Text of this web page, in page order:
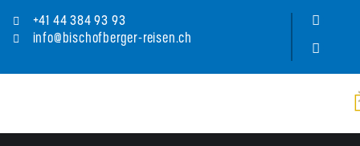
+41 44 384 93 93
info@bischofberger-reisen.ch